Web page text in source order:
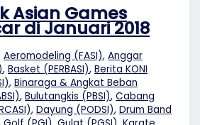
Asian Games
di Januari 2018
Aeromodeling (FASI),Anggar
,Basket (PERBASI),Berita KONI
,Binaraga & Angkat Beban
,Bulutangkis (PBSI),Cabang
,Dayung (PODSI),Drum Band